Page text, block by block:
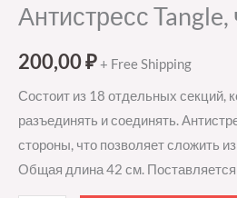
Антистресс
200,00₽+ Free Shipping
Состоит из 18 отдельных секций,
разъединять и соединять.
стороны, что позволяет сложить
Общая длина 42 см. Поставляется